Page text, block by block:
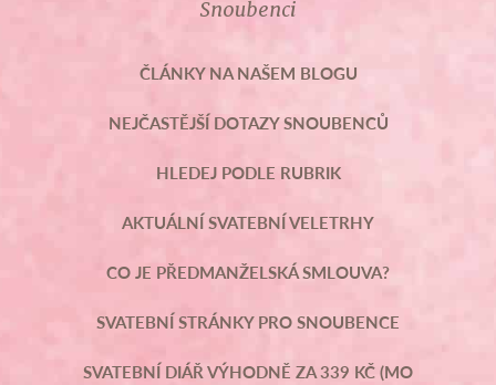
Snoubenci
ČLÁNKY NA NAŠEM BLOGU
NEJČASTĚJŠÍ DOTAZY SNOUBENCŮ
HLEDEJ PODLE RUBRIK
AKTUÁLNÍ SVATEBNÍ VELETRHY
CO JE PŘEDMANŽELSKÁ SMLOUVA?
SVATEBNÍ STRÁNKY PRO SNOUBENCE
SVATEBNÍ DIÁŘ VÝHODNĚ ZA 339 KČ (MO